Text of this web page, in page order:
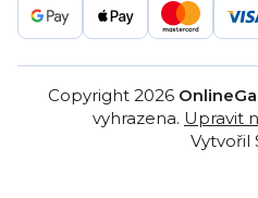
Vytvořil
Copyright 2026
vyhrazena. Upravit